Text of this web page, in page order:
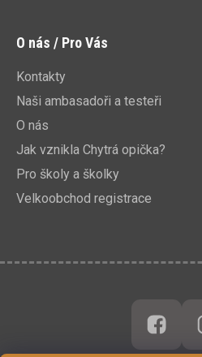
O nás / Pro Vás
Kontakty
Naši ambasadoři a testeři
O nás
Jak vznikla Chytrá opička?
Pro školy a školky
Velkoobchod registrace